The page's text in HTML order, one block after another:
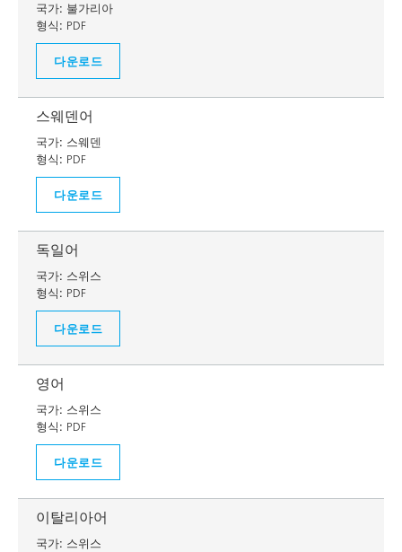
국가: 불가리아
형식: PDF
다운로드
스웨덴어
국가: 스웨덴
형식: PDF
다운로드
독일어
국가: 스위스
형식: PDF
다운로드
영어
국가: 스위스
형식: PDF
다운로드
이탈리아어
국가: 스위스